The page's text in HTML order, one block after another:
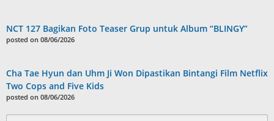
NCT 127 Bagikan Foto Teaser Grup untuk Album “BLINGY”
posted on 08/06/2026
Cha Tae Hyun dan Uhm Ji Won Dipastikan Bintangi Film Netflix
Two Cops and Five Kids
posted on 08/06/2026